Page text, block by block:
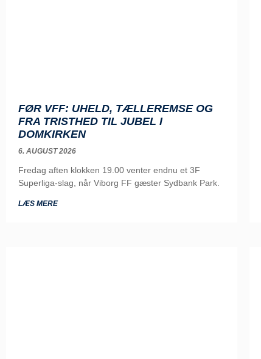
FØR VFF: UHELD, TÆLLEREMSE OG
FRA TRISTHED TIL JUBEL I
DOMKIRKEN
6. AUGUST 2026
Fredag aften klokken 19.00 venter endnu et 3F
Superliga-slag, når Viborg FF gæster Sydbank Park.
LÆS MERE